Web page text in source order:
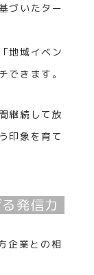
づいたター
地域イベン
できます。
継続して放
印象を育て
発信力
企業との相